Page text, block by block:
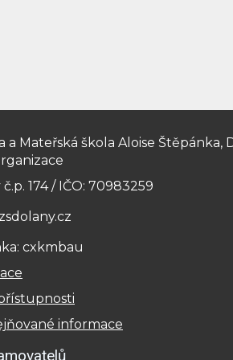
a Mateřská škola Aloise Štěpánka,
174 / IČO: 70983259
cxkmbau
informace